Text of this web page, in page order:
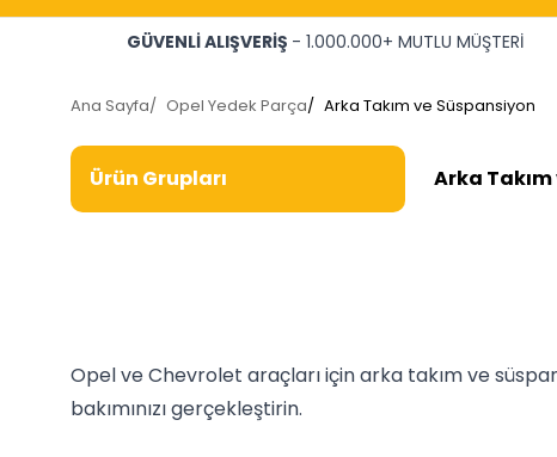
GÜVENLİ ALIŞVERİŞ - 1.000.000+ MUTLU MÜŞTERİ
Ana Sayfa/ Opel Yedek Parça/ Arka Takım ve Süspansiyon
Ürün Grupları Arka
Opel ve Chevrolet araçları için arka takım ve
bakımınızı gerçekleştirin.